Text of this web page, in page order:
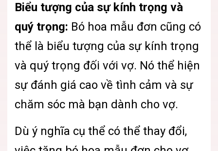
Biểu tượng của sự kính trọng và
quý trọng: Bó hoa mẫu đơn cũng có
thể là biểu tượng của sự kính trọng
và quý trọng đối với vợ. Nó thể hiện
sự đánh giá cao về tình cảm và sự
chăm sóc mà bạn dành cho vợ.
Dù ý nghĩa cụ thể có thể thay đổi,